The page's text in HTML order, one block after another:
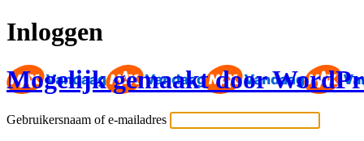
Inloggen
Mogelijk gemaakt door
Gebruikersnaam of e-mailadres